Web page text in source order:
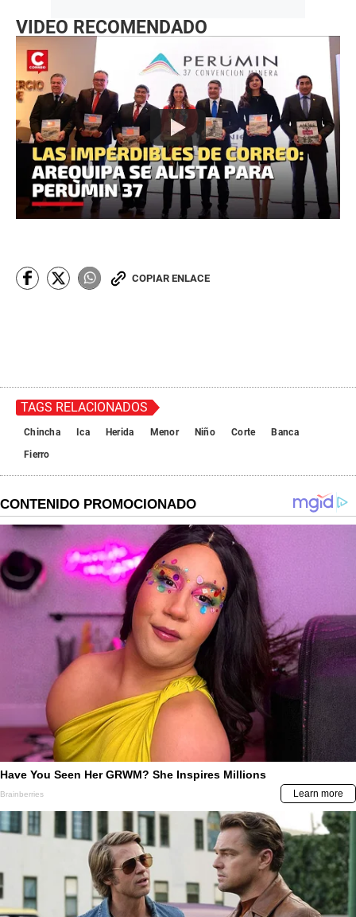
VIDEO RECOMENDADO
COPIAR ENLACE
TAGS RELACIONADOS
Chincha Ica Herida Menor Niño Corte
Banca
Fierro